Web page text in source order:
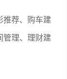
推荐、购车建
管理、理财建